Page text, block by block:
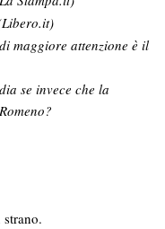
maggiore attenzione è il
se invece che la